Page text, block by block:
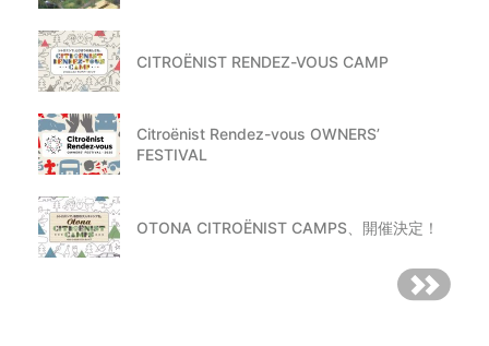
CITROËNIST RENDEZ-VOUS CAMP
Citroënist Rendez-vous OWNERS’
FESTIVAL
OTONA CITROËNIST CAMPS、開催決定！